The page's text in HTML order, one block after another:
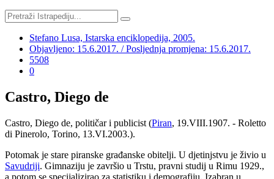
Stefano Lusa, Istarska enciklopedija, 2005.
Objavljeno: 15.6.2017. / Posljednja promjena: 15.6.2017.
5508
0
Castro, Diego de
Castro, Diego de, političar i publicist (Piran, 19.VIII.1907. - Roletto
di Pinerolo, Torino, 13.VI.2003.).
Potomak je stare piranske građanske obitelji. U djetinjstvu je živio u
Savudriji. Gimnaziju je završio u Trstu, pravni studij u Rimu 1929.,
a potom se specijalizirao za statistiku i demografiju. Izabran u